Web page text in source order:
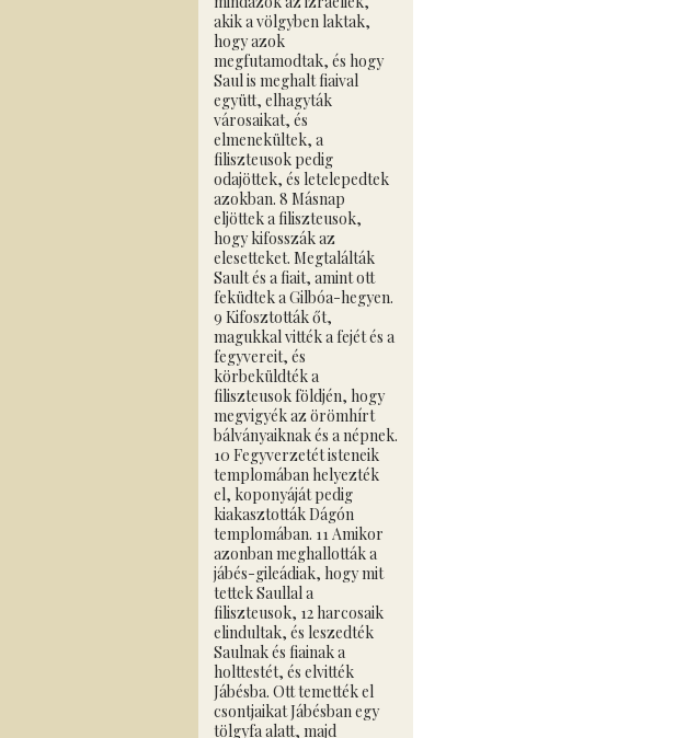
akik a völgyben laktak,
hogy azok
megfutamodtak, és hogy
Saul is meghalt fiaival
együtt, elhagyták
városaikat, és
elmenekültek, a
filiszteusok pedig
odajöttek, és letelepedtek
azokban. 8 Másnap
eljöttek a filiszteusok,
hogy kifosszák az
elesetteket. Megtalálták
Sault és a fiait, amint ott
feküdtek a Gilbóa-hegyen.
9 Kifosztották őt,
magukkal vitték a fejét és a
fegyvereit, és
körbeküldték a
filiszteusok földjén, hogy
megvigyék az örömhírt
bálványaiknak és a népnek.
10 Fegyverzetét isteneik
templomában helyezték
el, koponyáját pedig
kiakasztották Dágón
templomában. 11 Amikor
azonban meghallották a
jábés-gileádiak, hogy mit
tettek Saullal a
filiszteusok, 12 harcosaik
elindultak, és leszedték
Saulnak és fiainak a
holttestét, és elvitték
Jábésba. Ott temették el
csontjaikat Jábésban egy
tölgyfa alatt, majd